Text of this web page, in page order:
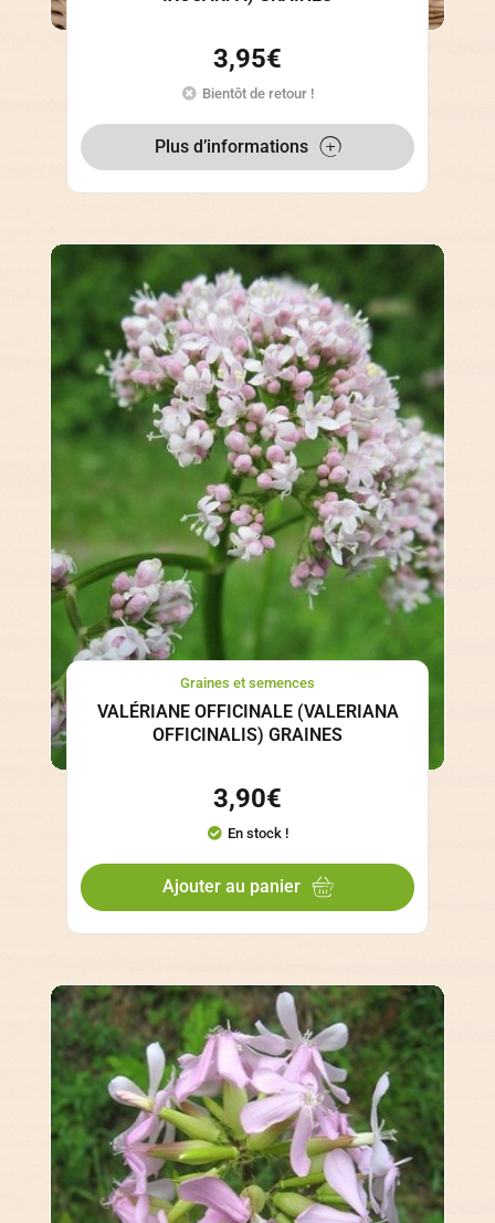
3,95€
Bientôt de retour !
Plus d’informations
Graines et semences
VALÉRIANE OFFICINALE (VALERIANA
OFFICINALIS) GRAINES
3,90€
En stock !
Ajouter au panier